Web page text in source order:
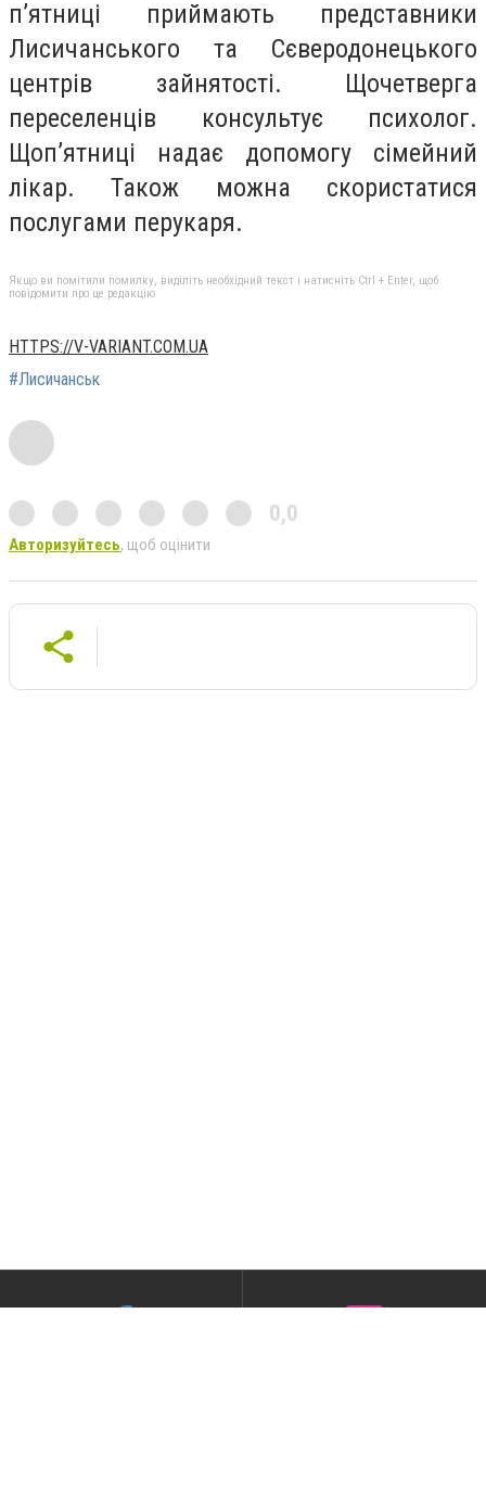
п’ятниці приймають представники
Лисичанського та Сєверодонецького
центрів зайнятості. Щочетверга
переселенців консультує психолог.
Щоп’ятниці надає допомогу сімейний
лікар. Також можна скористатися
послугами перукаря.
Якщо ви помітили помилку, виділіть необхідний текст і натисніть Ctrl + Enter, щоб
повідомити про це редакцію
HTTPS://V-VARIANT.COM.UA
#Лисичанськ
0,0
Авторизуйтесь, щоб оцінити